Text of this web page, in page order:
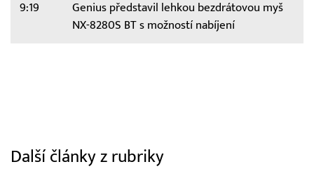
9:19
Genius představil lehkou bezdrátovou myš
NX-8280S BT s možností nabíjení
Další články z rubriky